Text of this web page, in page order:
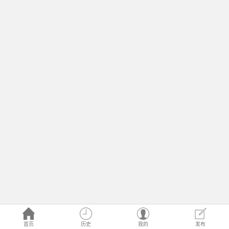
首页 历史 我的 发布